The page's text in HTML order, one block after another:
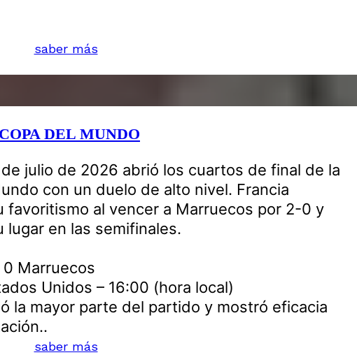
saber más
COPA DEL MUNDO
julio de 2026 abrió los cuartos de final de la
con un duelo de alto nivel. Francia
favoritismo al vencer a Marruecos por 2-0 y
lugar en las semifinales.
Marruecos
Unidos – 16:00 (hora local)
la mayor parte del partido y mostró eficacia
saber más